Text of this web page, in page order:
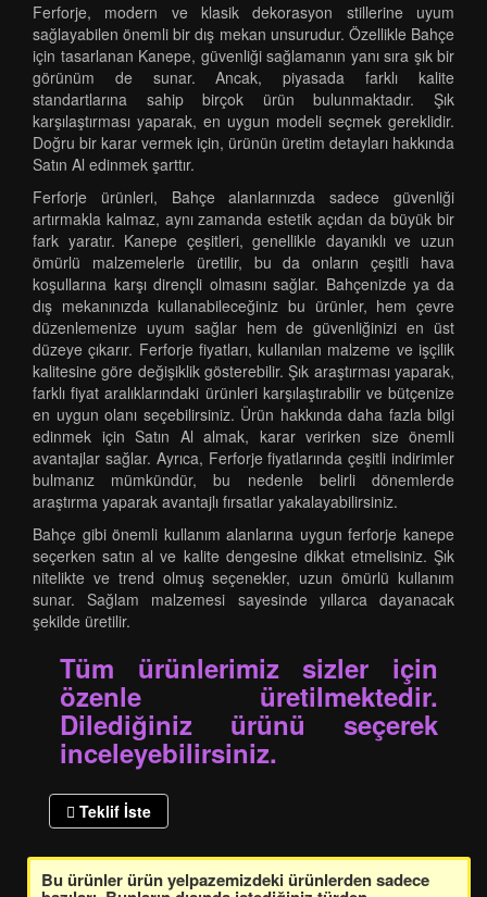
Ferforje, modern ve klasik dekorasyon stillerine uyum
sağlayabilen önemli bir dış mekan unsurudur. Özellikle Bahçe
için tasarlanan Kanepe, güvenliği sağlamanın yanı sıra şık bir
görünüm de sunar. Ancak, piyasada farklı kalite
standartlarına sahip birçok ürün bulunmaktadır. Şık
karşılaştırması yaparak, en uygun modeli seçmek gereklidir.
Doğru bir karar vermek için, ürünün üretim detayları hakkında
Satın Al edinmek şarttır.
Ferforje ürünleri, Bahçe alanlarınızda sadece güvenliği
artırmakla kalmaz, aynı zamanda estetik açıdan da büyük bir
fark yaratır. Kanepe çeşitleri, genellikle dayanıklı ve uzun
ömürlü malzemelerle üretilir, bu da onların çeşitli hava
koşullarına karşı dirençli olmasını sağlar. Bahçenizde ya da
dış mekanınızda kullanabileceğiniz bu ürünler, hem çevre
düzenlemenize uyum sağlar hem de güvenliğinizi en üst
düzeye çıkarır. Ferforje fiyatları, kullanılan malzeme ve işçilik
kalitesine göre değişiklik gösterebilir. Şık araştırması yaparak,
farklı fiyat aralıklarındaki ürünleri karşılaştırabilir ve bütçenize
en uygun olanı seçebilirsiniz. Ürün hakkında daha fazla bilgi
edinmek için Satın Al almak, karar verirken size önemli
avantajlar sağlar. Ayrıca, Ferforje fiyatlarında çeşitli indirimler
bulmanız mümkündür, bu nedenle belirli dönemlerde
araştırma yaparak avantajlı fırsatlar yakalayabilirsiniz.
Bahçe gibi önemli kullanım alanlarına uygun ferforje kanepe
seçerken satın al ve kalite dengesine dikkat etmelisiniz. Şık
nitelikte ve trend olmuş seçenekler, uzun ömürlü kullanım
sunar. Sağlam malzemesi sayesinde yıllarca dayanacak
şekilde üretilir.
Tüm ürünlerimiz sizler için
özenle üretilmektedir.
Dilediğiniz ürünü seçerek
inceleyebilirsiniz.
Teklif İste
Bu ürünler ürün yelpazemizdeki ürünlerden sadece